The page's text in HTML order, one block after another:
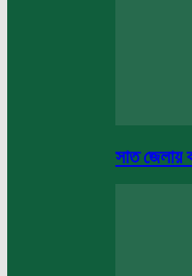
সাত জেলায়